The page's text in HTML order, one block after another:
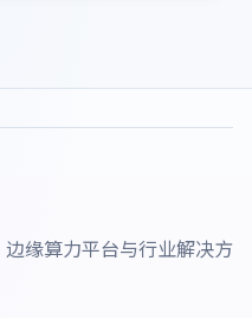
缘算力平台与行业解决方